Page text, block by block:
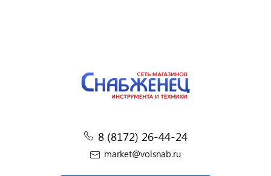
8 (8172) 26-44-24
market@volsnab.ru